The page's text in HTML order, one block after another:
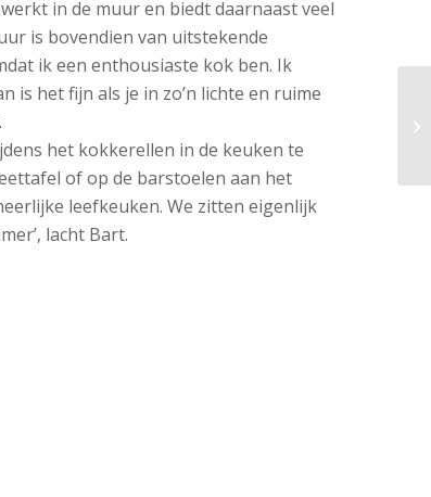
in de muur en biedt daarnaast veel
is bovendien van uitstekende
ik een enthousiaste kok ben. Ik
is het fijn als je in zo’n lichte en ruime
het kokkerellen in de keuken te
of op de barstoelen aan het
leefkeuken. We zitten eigenlijk
lacht Bart.